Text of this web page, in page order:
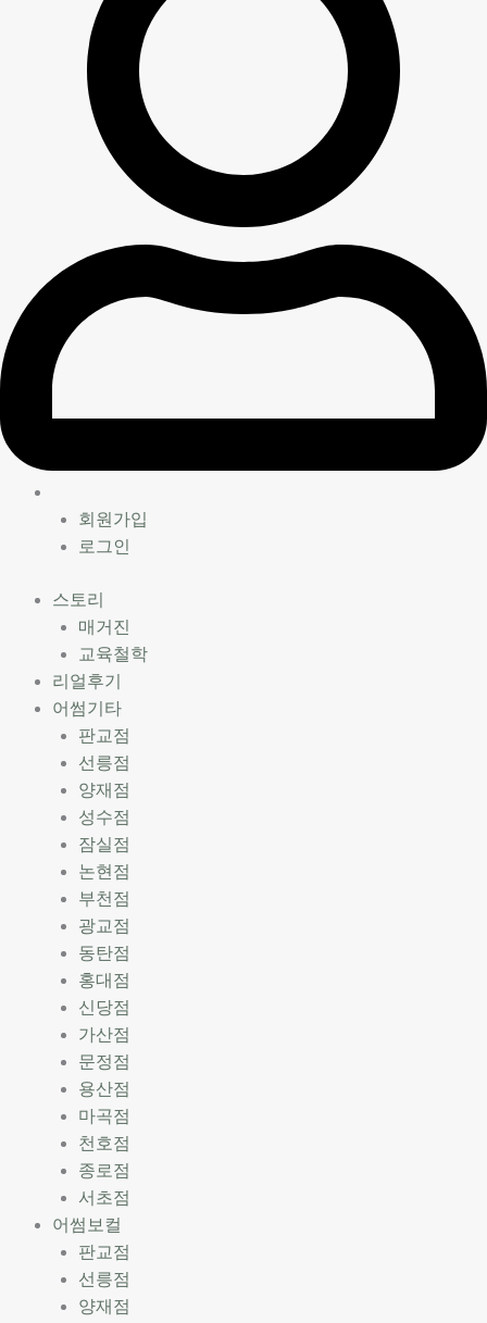
회원가입
로그인
스토리
매거진
교육철학
리얼후기
어썸기타
판교점
선릉점
양재점
성수점
잠실점
논현점
부천점
광교점
동탄점
홍대점
신당점
가산점
문정점
용산점
마곡점
천호점
종로점
서초점
어썸보컬
판교점
선릉점
양재점